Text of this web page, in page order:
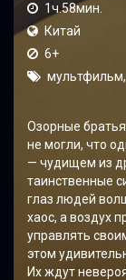
1ч.58мин.
Китай
6+
мультфильм,
Озорные
не могли, что
— чудищем из
таинственные
глаз людей
хаос, а воздух
управлять
этом
Их ждут